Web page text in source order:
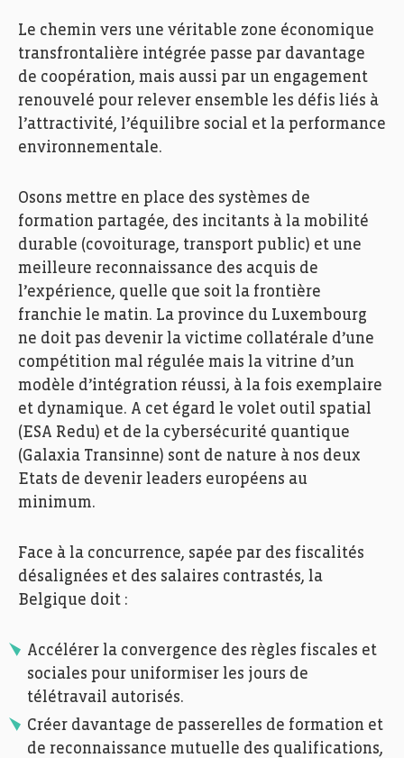
Le chemin vers une véritable zone économique
transfrontalière intégrée passe par davantage
de coopération, mais aussi par un engagement
renouvelé pour relever ensemble les défis liés à
l’attractivité, l’équilibre social et la performance
environnementale.
Osons mettre en place des systèmes de
formation partagée, des incitants à la mobilité
durable (covoiturage, transport public) et une
meilleure reconnaissance des acquis de
l’expérience, quelle que soit la frontière
franchie le matin. La province du Luxembourg
ne doit pas devenir la victime collatérale d’une
compétition mal régulée mais la vitrine d’un
modèle d’intégration réussi, à la fois exemplaire
et dynamique. A cet égard le volet outil spatial
(ESA Redu) et de la cybersécurité quantique
(Galaxia Transinne) sont de nature à nos deux
Etats de devenir leaders européens au
minimum.
Face à la concurrence, sapée par des fiscalités
désalignées et des salaires contrastés, la
Belgique doit :
Accélérer la convergence des règles fiscales et
sociales pour uniformiser les jours de
télétravail autorisés.
Créer davantage de passerelles de formation et
de reconnaissance mutuelle des qualifications,